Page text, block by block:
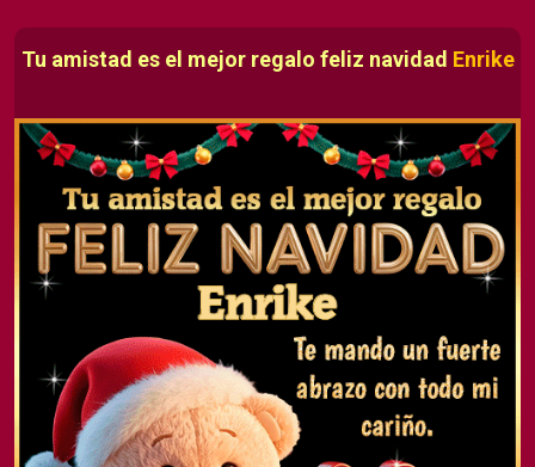
Tu amistad es el mejor regalo feliz navidad Enrike